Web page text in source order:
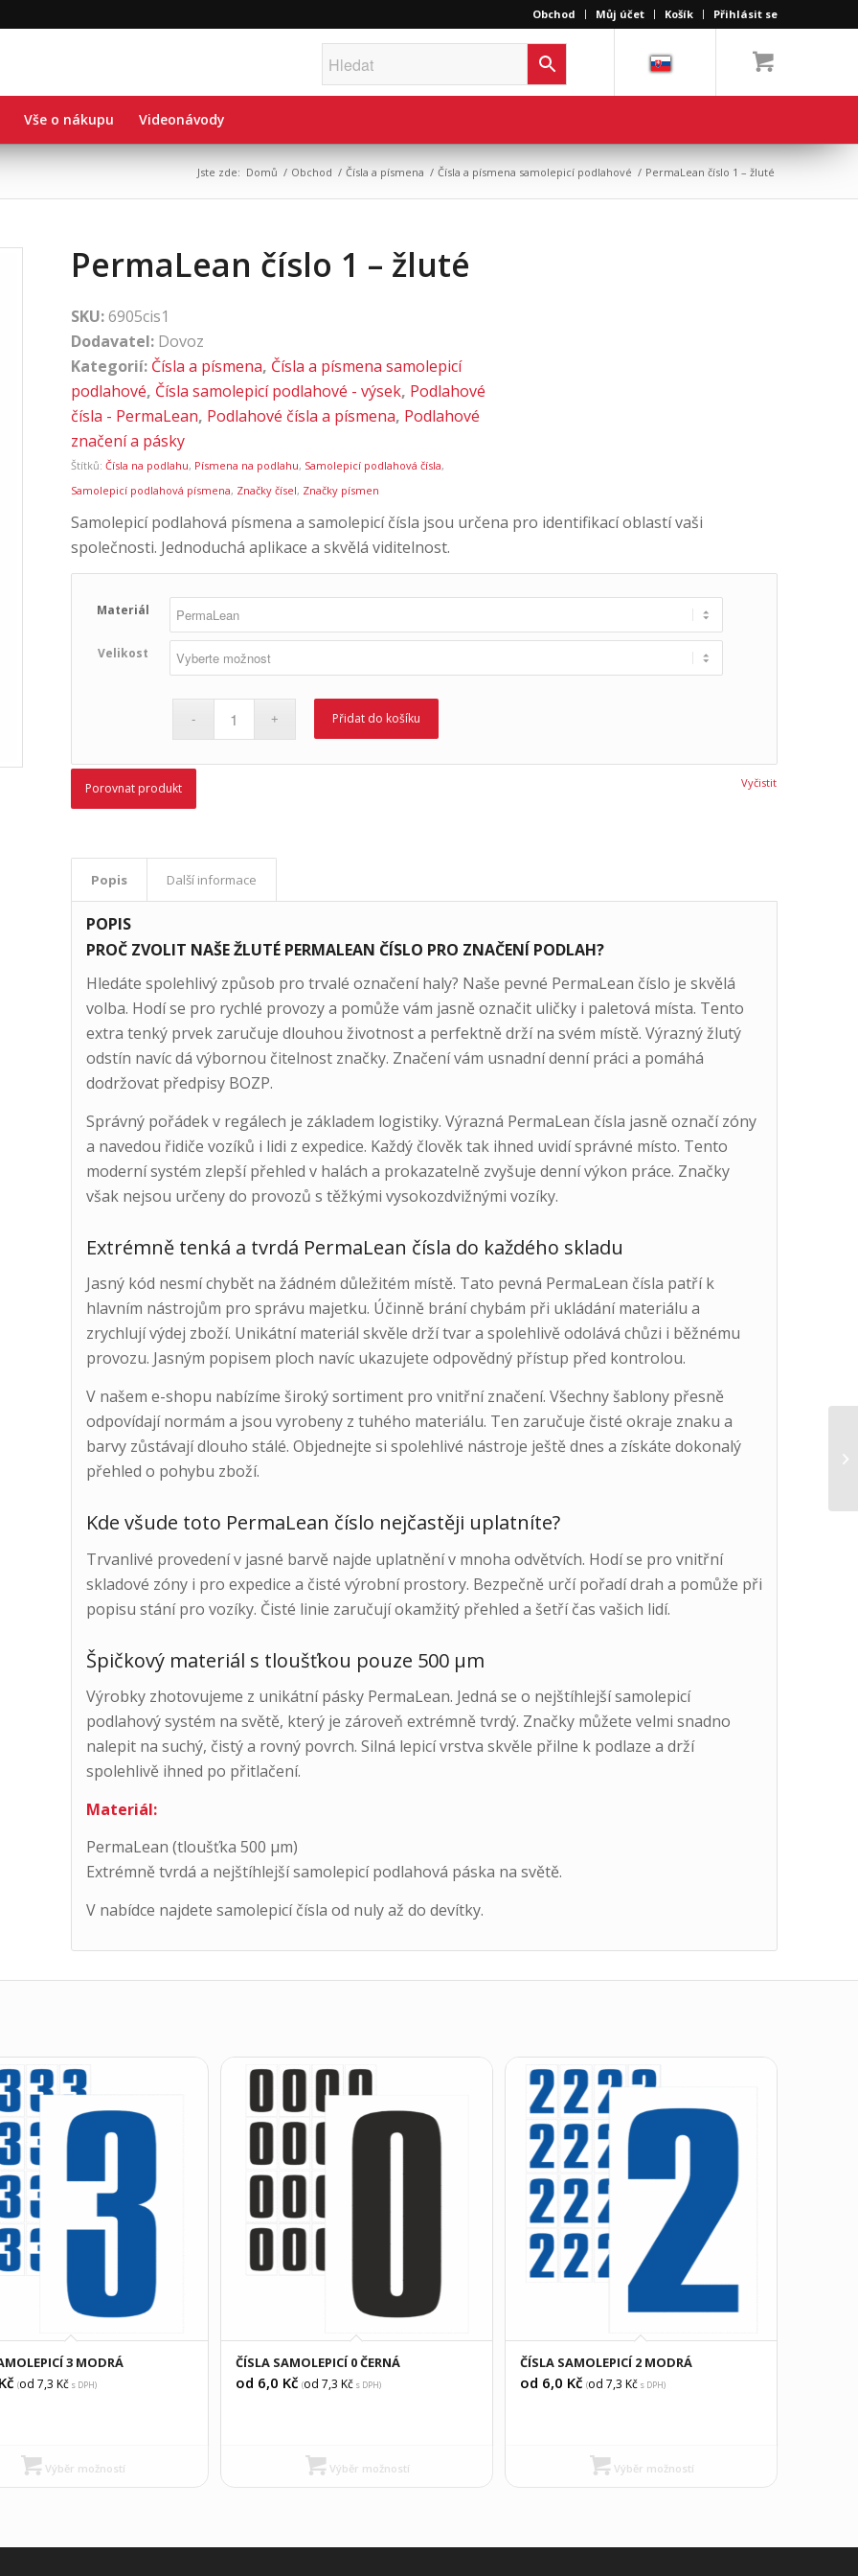
Obchod Můj účet Košík Přihlásit se
Vše o nákupu Videonávody
Jste zde: Domů / Obchod / Čísla a písmena / Čísla a písmena samolepicí podlahové / PermaLean číslo 1 – žluté
PermaLean číslo 1 – žluté
SKU:6905cis1
Dodavatel: Dovoz
Kategorií: Čísla a písmena, Čísla a písmena samolepicí
podlahové, Čísla samolepicí podlahové - výsek, Podlahové
čísla - PermaLean, Podlahové čísla a písmena, Podlahové
značení a pásky
Štítků: Čísla na podlahu, Písmena na podlahu, Samolepicí podlahová čísla,
Samolepicí podlahová písmena, Značky čísel, Značky písmen
Samolepicí podlahová písmena a samolepicí čísla jsou určena pro identifikací oblastí vaši
společnosti. Jednoduchá aplikace a skvělá viditelnost.
Materiál
Velikost
Vyčistit
Přidat do košíku
Porovnat produkt
Popis Další informace
POPIS
PROČ ZVOLIT NAŠE ŽLUTÉ PERMALEAN ČÍSLO PRO ZNAČENÍ PODLAH?
Hledáte spolehlivý způsob pro trvalé označení haly? Naše pevné PermaLean číslo je skvělá
volba. Hodí se pro rychlé provozy a pomůže vám jasně označit uličky i paletová místa. Tento
extra tenký prvek zaručuje dlouhou životnost a perfektně drží na svém místě. Výrazný žlutý
odstín navíc dá výbornou čitelnost značky. Značení vám usnadní denní práci a pomáhá
dodržovat předpisy BOZP.
Správný pořádek v regálech je základem logistiky. Výrazná PermaLean čísla jasně označí zóny
a navedou řidiče vozíků i lidi z expedice. Každý člověk tak ihned uvidí správné místo. Tento
moderní systém zlepší přehled v halách a prokazatelně zvyšuje denní výkon práce. Značky
však nejsou určeny do provozů s těžkými vysokozdvižnými vozíky.
Extrémně tenká a tvrdá PermaLean čísla do každého skladu
Jasný kód nesmí chybět na žádném důležitém místě. Tato pevná PermaLean čísla patří k
hlavním nástrojům pro správu majetku. Účinně brání chybám při ukládání materiálu a
zrychlují výdej zboží. Unikátní materiál skvěle drží tvar a spolehlivě odolává chůzi i běžnému
provozu. Jasným popisem ploch navíc ukazujete odpovědný přístup před kontrolou.
V našem e-shopu nabízíme široký sortiment pro vnitřní značení. Všechny šablony přesně
odpovídají normám a jsou vyrobeny z tuhého materiálu. Ten zaručuje čisté okraje znaku a
barvy zůstávají dlouho stálé. Objednejte si spolehlivé nástroje ještě dnes a získáte dokonalý
přehled o pohybu zboží.
Kde všude toto PermaLean číslo nejčastěji uplatníte?
Trvanlivé provedení v jasné barvě najde uplatnění v mnoha odvětvích. Hodí se pro vnitřní
skladové zóny i pro expedice a čisté výrobní prostory. Bezpečně určí pořadí drah a pomůže při
popisu stání pro vozíky. Čisté linie zaručují okamžitý přehled a šetří čas vašich lidí.
Špičkový materiál s tloušťkou pouze 500 μm
Výrobky zhotovujeme z unikátní pásky PermaLean. Jedná se o nejštíhlejší samolepicí
podlahový systém na světě, který je zároveň extrémně tvrdý. Značky můžete velmi snadno
nalepit na suchý, čistý a rovný povrch. Silná lepicí vrstva skvěle přilne k podlaze a drží
spolehlivě ihned po přitlačení.
Materiál:
PermaLean (tloušťka 500 μm)
Extrémně tvrdá a nejštíhlejší samolepicí podlahová páska na světě.
V nabídce najdete samolepicí čísla od nuly až do devítky.
3 MODRÁ
Kč (od 7,3 Kčs DPH)
Výběr možností
ČÍSLA SAMOLEPICÍ 0 ČERNÁ
od 6,0 Kč (od 7,3 Kčs DPH)
Výběr možností
ČÍSLA SAMOLEPICÍ 2 MODRÁ
od 6,0 Kč (od 7,3 Kčs DPH)
Výběr možností